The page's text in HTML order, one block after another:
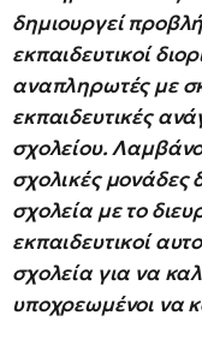
δημιουργεί
εκπαιδευτικοί
αναπληρωτές με
εκπαιδευτικές
σχολείου.
σχολικές μονάδες
σχολεία με το
εκπαιδευτικοί
σχολεία για να
υποχρεωμένοι να